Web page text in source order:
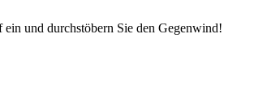
und durchstöbern Sie den Gegenwind!